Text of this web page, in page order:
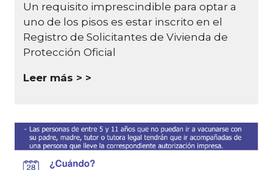
Un requisito imprescindible para optar a
uno de los pisos es estar inscrito en el
Registro de Solicitantes de Vivienda de
Protección Oficial
Leer más >